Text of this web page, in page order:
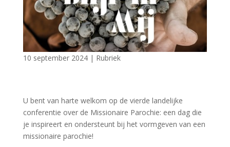
10 september 2024| Rubriek
U bent van harte welkom op de vierde landelijke
conferentie over de Missionaire Parochie: een dag die
je inspireert en ondersteunt bij het vormgeven van een
missionaire parochie!